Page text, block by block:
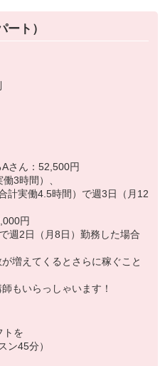
したレッスンで、
ください！
レッスンします。
たい」など
するので、
。
す。
配なく！
。
・学生など、
ト）
さん：52,500円
3時間）、
計実働4.5時間）で週3日（月12
円
週2日（月8日）勤務した場合
増えてくるとさらに稼ぐこと
もいらっしゃいます！
トを
ン45分）